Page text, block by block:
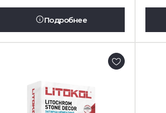
Подробнее